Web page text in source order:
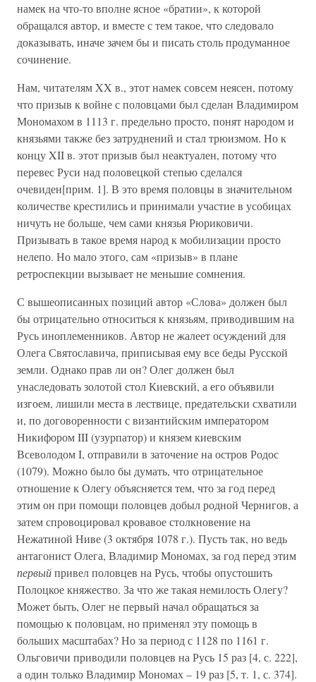
намек на что-то вполне ясное «братии», к которой
обращался автор, и вместе с тем такое, что следовало
доказывать, иначе зачем бы и писать столь продуманное
сочинение.
Нам, читателям XX в., этот намек совсем неясен, потому
что призыв к войне с половцами был сделан Владимиром
Мономахом в 1113 г. предельно просто, понят народом и
князьями также без затруднений и стал трюизмом. Но к
концу XII в. этот призыв был неактуален, потому что
перевес Руси над половецкой степью сделался
очевиден[прим. 1]. В это время половцы в значительном
количестве крестились и принимали участие в усобицах
ничуть не больше, чем сами князья Рюриковичи.
Призывать в такое время народ к мобилизации просто
нелепо. Но мало этого, сам «призыв» в плане
ретроспекции вызывает не меньшие сомнения.
С вышеописанных позиций автор «Слова» должен был
бы отрицательно относиться к князьям, приводившим на
Русь иноплеменников. Автор не жалеет осуждений для
Олега Святославича, приписывая ему все беды Русской
земли. Однако прав ли он? Олег должен был
унаследовать золотой стол Киевский, а его объявили
изгоем, лишили места в лествице, предательски схватили
и, по договоренности с византийским императором
Никифором III (узурпатор) и князем киевским
Всеволодом I, отправили в заточение на остров Родос
(1079). Можно было бы думать, что отрицательное
отношение к Олегу объясняется тем, что за год перед
этим он при помощи половцев добыл родной Чернигов, а
затем спровоцировал кровавое столкновение на
Нежатиной Ниве (3 октября 1078 г.). Пусть так, но ведь
антагонист Олега, Владимир Мономах, за год перед этим
первыйпривел половцев на Русь, чтобы опустошить
Полоцкое княжество. За что же такая немилость Олегу?
Может быть, Олег не первый начал обращаться за
помощью к половцам, но применял эту помощь в
больших масштабах? Но за период с 1128 по 1161 г.
Ольговичи приводили половцев на Русь 15 раз [4, с. 222],
а один только Владимир Мономах – 19 раз [5, т. 1, с. 374].